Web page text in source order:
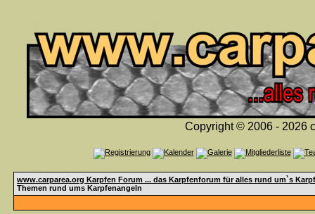
Copyright © 2006 - 2026
www.carparea.org Karpfen Forum ... das Karpfenforum für alles rund um`s
Themen rund ums Karpfenangeln